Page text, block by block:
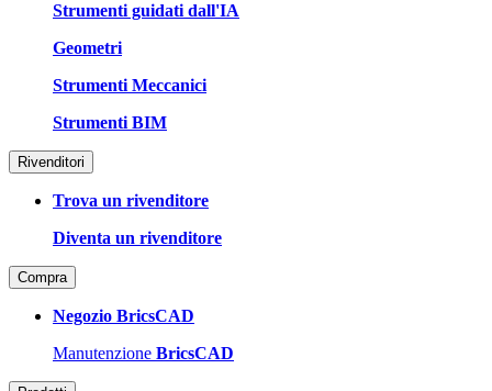
Strumenti guidati dall'IA
Geometri
Strumenti Meccanici
Strumenti BIM
Rivenditori
Trova un rivenditore
Diventa un rivenditore
Compra
Negozio BricsCAD
Manutenzione BricsCAD